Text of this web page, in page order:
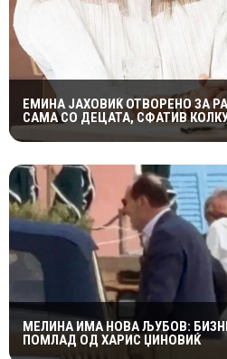
ЕМИНА ЈАХОВИЌ ОТВОРЕНО ЗА
САМА СО ДЕЦАТА, СФАТИВ
МЕЛИНА ИМА НОВА ЉУБОВ:
ПОМЛАД ОД ХАРИС ЏИНОВИЌ